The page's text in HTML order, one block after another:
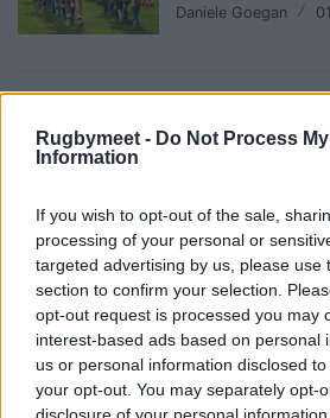
Rugbymeet - Do Not Process
Information
If you wish to opt-out of the sale,
processing of your personal or
targeted advertising by us, please use
section to confirm your selection.
opt-out request is processed you may
interest-based ads based on personal
us or personal information disclosed
your opt-out. You may separately opt-
disclosure of your personal
Daniele Goegan /
La Selezione
NAZIONALI
Selezione Italia
con il XV
Daniele Goegan /